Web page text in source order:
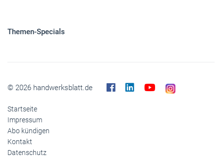
Themen-Specials
© 2026 handwerksblatt.de
Startseite
Impressum
Abo kündigen
Kontakt
Datenschutz